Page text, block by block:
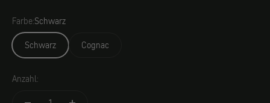
Farbe:Schwarz
Schwarz
Cognac
Anzahl: